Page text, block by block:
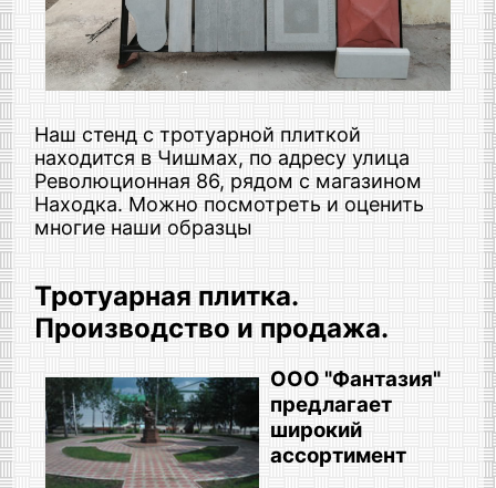
Наш стенд с тротуарной плиткой
находится в Чишмах, по адресу улица
Революционная 86, рядом с магазином
Находка. Можно посмотреть и оценить
многие наши образцы
Тротуарная плитка.
Производство и продажа.
ООО "Фантазия"
предлагает
широкий
ассортимент